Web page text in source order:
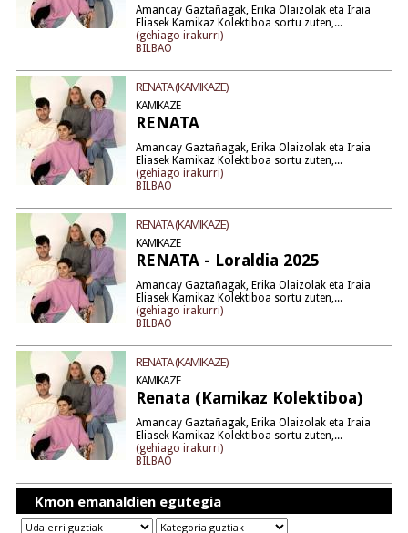
Amancay Gaztañagak, Erika Olaizolak eta Iraia
Eliasek Kamikaz Kolektiboa sortu zuten,...
(gehiago irakurri)
BILBAO
RENATA (KAMIKAZE)
KAMIKAZE
RENATA
Amancay Gaztañagak, Erika Olaizolak eta Iraia
Eliasek Kamikaz Kolektiboa sortu zuten,...
(gehiago irakurri)
BILBAO
RENATA (KAMIKAZE)
KAMIKAZE
RENATA - Loraldia 2025
Amancay Gaztañagak, Erika Olaizolak eta Iraia
Eliasek Kamikaz Kolektiboa sortu zuten,...
(gehiago irakurri)
BILBAO
RENATA (KAMIKAZE)
KAMIKAZE
Renata (Kamikaz Kolektiboa)
Amancay Gaztañagak, Erika Olaizolak eta Iraia
Eliasek Kamikaz Kolektiboa sortu zuten,...
(gehiago irakurri)
BILBAO
Kmon emanaldien egutegia